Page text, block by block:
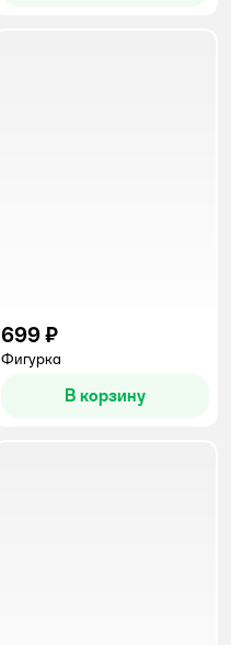
699 ₽
Фигурка
В корзину